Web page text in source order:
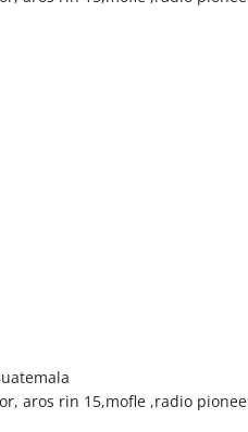
aros rin 15,mofle ,radio